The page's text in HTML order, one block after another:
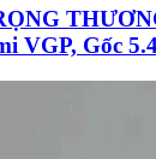
VGP, Gốc